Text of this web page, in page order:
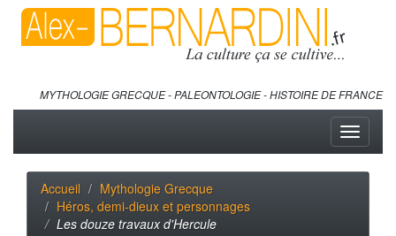
MYTHOLOGIE GRECQUE - PALEONTOLOGIE - HISTOIRE DE FRANCE
Toggle
Accueil
Mythologie Grecque
Héros, demi-dieux et personnages
Les douze travaux d'Hercule